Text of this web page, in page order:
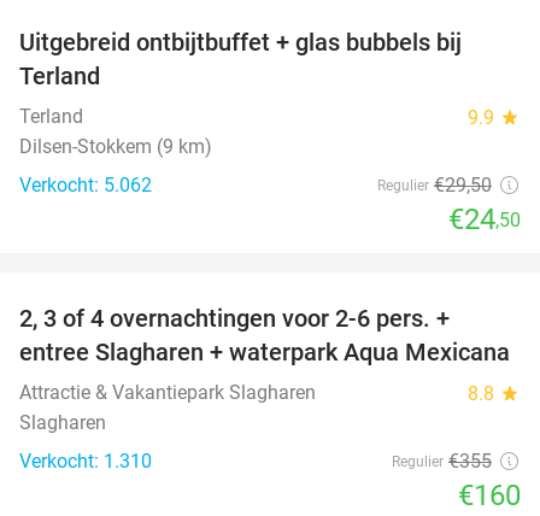
Uitgebreid ontbijtbuffet + glas bubbels bij
Terland
Terland 9.9 star
Dilsen-Stokkem (9 km)
Verkocht: 5.062
Regulier €29,50
€24,50
2, 3 of 4 overnachtingen voor 2-6 pers. +
entree Slagharen + waterpark Aqua Mexicana
Attractie & Vakantiepark Slagharen 8.8 star
Slagharen
Verkocht: 1.310
Regulier €355
€160